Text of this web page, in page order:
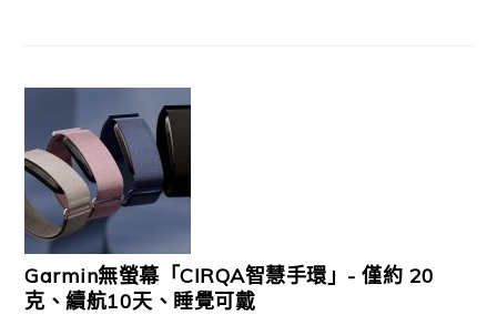
Garmin無螢幕「CIRQA智慧手環」- 僅約 20
克、續航10天、睡覺可戴